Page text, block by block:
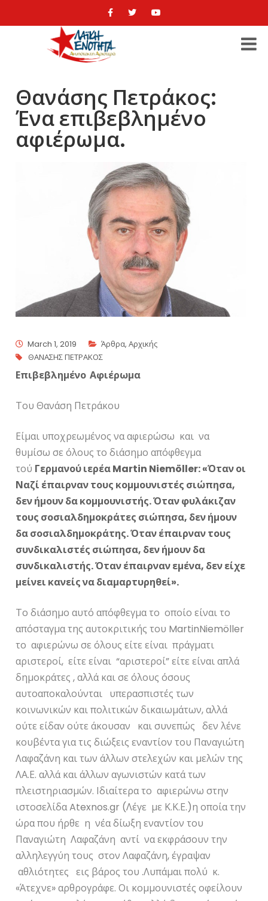
Θανάσης Πετράκος:
Ένα επιβεβλημένο
αφιέρωμα.
March 1, 2019 Άρθρα,Αρχικής
ΘΑΝΑΣΗΣ ΠΕΤΡΑΚΟΣ
Επιβεβλημένο Αφιέρωμα
Του Θανάση Πετράκου
Είμαι υποχρεωμένος να αφιερώσω και να
θυμίσω σε όλους το διάσημο απόφθεγμα
τού Γερμανού ιερέα Martin Niemöller: «Όταν οι
Ναζί έπαιρναν τους κομμουνιστές σιώπησα,
δεν ήμουν δα κομμουνιστής. Όταν φυλάκιζαν
τους σοσιαλδημοκράτες σιώπησα, δεν ήμουν
δα σοσιαλδημοκράτης. Όταν έπαιρναν τους
συνδικαλιστές σιώπησα, δεν ήμουν δα
συνδικαλιστής. Όταν έπαιρναν εμένα, δεν είχε
μείνει κανείς να διαμαρτυρηθεί».
Το διάσημο αυτό απόφθεγμα το οποίο είναι το
απόσταγμα της αυτοκριτικής του MartinNiemöller
το αφιερώνω σε όλους είτε είναι πράγματι
αριστεροί, είτε είναι “αριστεροί” είτε είναι απλά
δημοκράτες , αλλά και σε όλους όσους
αυτοαποκαλούνται υπερασπιστές των
κοινωνικών και πολιτικών δικαιωμάτων, αλλά
ούτε είδαν ούτε άκουσαν και συνεπώς δεν λένε
κουβέντα για τις διώξεις εναντίον του Παναγιώτη
Λαφαζάνη και των άλλων στελεχών και μελών της
ΛΑ.Ε. αλλά και άλλων αγωνιστών κατά των
πλειστηριασμών. Ιδιαίτερα το αφιερώνω στην
ιστοσελίδα Atexnos.gr (Λέγε με Κ.Κ.Ε.)η οποία την
ώρα που ήρθε η νέα δίωξη εναντίον του
Παναγιώτη Λαφαζάνη αντί να εκφράσουν την
αλληλεγγύη τους στον Λαφαζάνη, έγραψαν
αθλιότητες εις βάρος του .Λυπάμαι πολύ κ.
«Άτεχνε» αρθρογράφε. Οι κομμουνιστές οφείλουν